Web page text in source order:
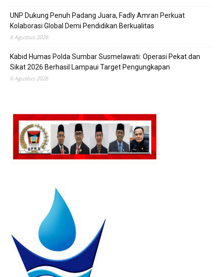
UNP Dukung Penuh Padang Juara, Fadly Amran Perkuat
Kolaborasi Global Demi Pendidikan Berkualitas
6 Agustus 2026
Kabid Humas Polda Sumbar Susmelawati: Operasi Pekat dan
Sikat 2026 Berhasil Lampaui Target Pengungkapan
6 Agustus 2026